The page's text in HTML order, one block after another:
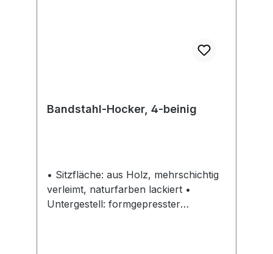
Bandstahl-Hocker, 4-beinig
• Sitzfläche: aus Holz, mehrschichtig
verleimt, naturfarben lackiert •
Untergestell: formgepresster